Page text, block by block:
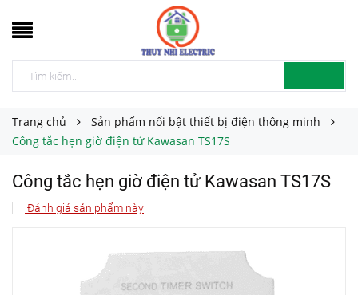
Trang chủ
Sản phẩm nổi bật thiết bị điện thông minh
Công tắc hẹn giờ điện tử Kawasan TS17S
Công tắc hẹn giờ điện tử Kawasan TS17S
Đánh giá sản phẩm này